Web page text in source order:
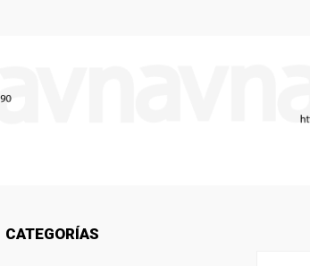
CATEGORÍAS